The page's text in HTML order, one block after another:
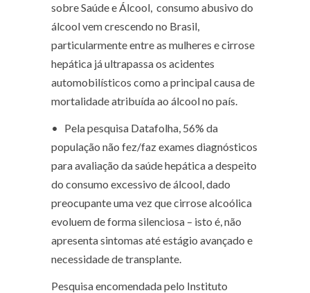
sobre Saúde e Álcool, consumo abusivo do
álcool vem crescendo no Brasil,
particularmente entre as mulheres e cirrose
hepática já ultrapassa os acidentes
automobilísticos como a principal causa de
mortalidade atribuída ao álcool no país.
• Pela pesquisa Datafolha, 56% da
população não fez/faz exames diagnósticos
para avaliação da saúde hepática a despeito
do consumo excessivo de álcool, dado
preocupante uma vez que cirrose alcoólica
evoluem de formasilenciosa – isto é, não
apresenta sintomas até estágio avançado e
necessidade de transplante.
Pesquisa encomendada pelo Instituto